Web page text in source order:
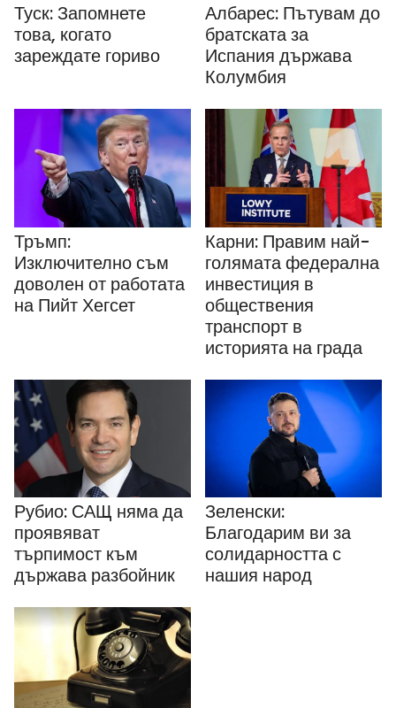
Туск: Запомнете
това, когато
зареждате гориво
Албарес: Пътувам до
братската за
Испания държава
Колумбия
Тръмп:
Изключително съм
доволен от работата
на Пийт Хегсет
Карни: Правим най-
голямата федерална
инвестиция в
обществения
транспорт в
историята на града
Рубио: САЩ няма да
проявяват
търпимост към
държава разбойник
Зеленски:
Благодарим ви за
солидарността с
нашия народ